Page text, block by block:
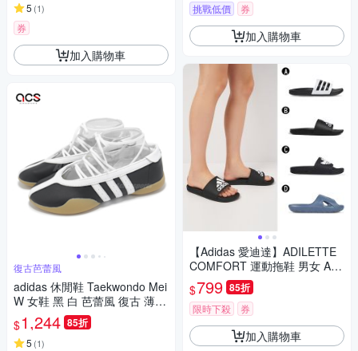
5 (1)
券
加入購物車
復古芭蕾風
adidas 休閒鞋 Taekwondo Mei
W 女鞋 黑 白 芭蕾風 復古 薄底
綁帶 愛迪達 JR7031
$1,244 85折
5 (1)
挑戰低價 券
加入購物車
【Adidas 愛迪達】ADILETTE
COMFORT 運動拖鞋 男女 A-G
Z5893 B-GY1945 C-FY6849 D
-IE7898
$799 85折
限時下殺 券
加入購物車